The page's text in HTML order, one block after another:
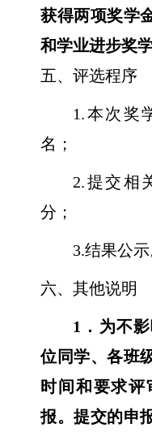
获得两项奖学
和学业进步奖
五、评选程序
1.本次奖
名；
2.提交相
分；
3.结果公示
六、其他说明
1 ．为不
位同学、各班
时间和要求
报。提交的申